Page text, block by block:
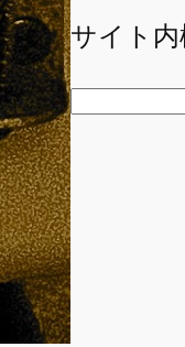
サイト
検
索